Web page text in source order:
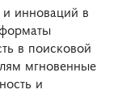
и инноваций в
в поисковой
мгновенные
и